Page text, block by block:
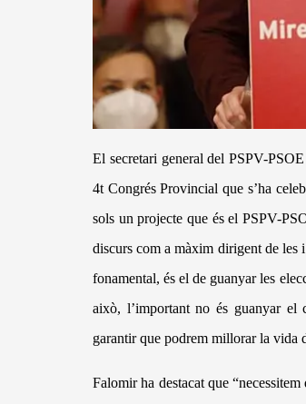
El secretari general del PSPV-
4t Congrés Provincial que s’ha
sols un projecte que és el PSPV-
discurs com a màxim dirigent de les i
fonamental,és el de guanyar les
això, l’important no és guanyar el
garantir que podrem millorar la vida
Falomir ha destacat que